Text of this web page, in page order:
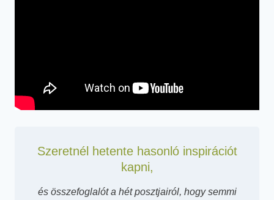
Szeretnél hetente hasonló inspirációt
kapni,
és összefoglalót a hét posztjairól, hogy semmi